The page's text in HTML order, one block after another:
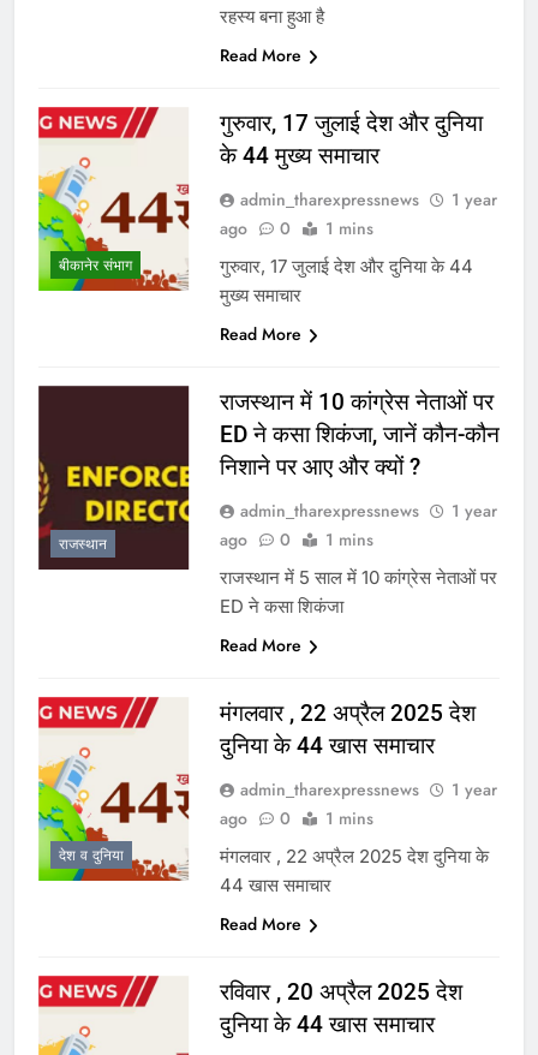
रहस्य बना हुआ है
Read More
बीकानेर संभाग
गुरुवार, 17 जुलाई देश और दुनिया
के 44 मुख्य समाचार
admin_tharexpressnews
1 year
ago
0 1 mins
गुरुवार, 17 जुलाई देश और दुनिया के 44
मुख्य समाचार
Read More
राजस्थान
राजस्थान में 10 कांग्रेस नेताओं पर
ED ने कसा शिकंजा, जानें कौन-कौन
निशाने पर आए और क्यों ?
admin_tharexpressnews
1 year
ago
0 1 mins
राजस्थान में 5 साल में 10 कांग्रेस नेताओं पर
ED ने कसा शिकंजा
Read More
देश व दुनिया
मंगलवार , 22 अप्रैल 2025 देश
दुनिया के 44 खास समाचार
admin_tharexpressnews
1 year
ago
0 1 mins
मंगलवार , 22 अप्रैल 2025 देश दुनिया के
44 खास समाचार
Read More
रविवार , 20 अप्रैल 2025 देश
दुनिया के 44 खास समाचार